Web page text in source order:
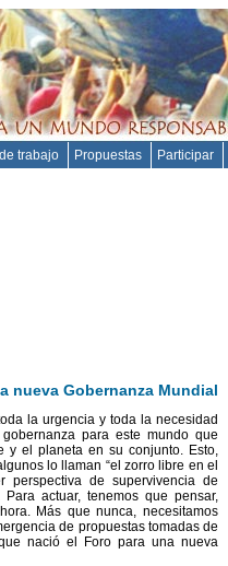
trabajo Propuestas Participar
nueva Gobernanza Mundial
la urgencia y toda la necesidad
para este mundo que
y el planeta en su conjunto. Esto,
lo llaman “el zorro libre en el
perspectiva de supervivencia de
actuar, tenemos que pensar,
Más que nunca, necesitamos
de propuestas tomadas de
nació el Foro para una nueva